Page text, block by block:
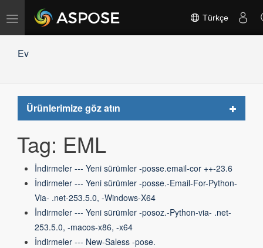
Gezinmeyi
Türkçe
Ev
Ürünlerimize göz atın
Toggle
Tag: EML
İndirmeler --- Yeni sürümler -posse.email-cor ++-23.6
İndirmeler --- Yeni sürümler -posse.-Email-For-Python-
Via- .net-253.5.0, -Windows-X64
İndirmeler --- Yeni sürümler -posoz.-Python-via- .net-
253.5.0, -macos-x86, -x64
İndirmeler --- New-Saless -pose.